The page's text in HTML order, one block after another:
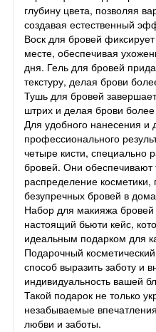
глубину цвета, позволяя
создавая естественный
Воск для бровей
месте, обеспечивая
дня. Гель для бровей
текстуру, делая брови
Тушь для бровей
штрих и делая брови
Для удобного нанесения и
профессионального
четыре кисти, специально
бровей. Они обеспечивают
распределение косметики,
безупречных бровей в
Набор для макияжа бровей
настоящий бьюти кейс,
идеальным подарком для
Подарочный
способ выразить заботу и
индивидуальность вашей
Такой подарок не только
незабываемые
любви и заботы.